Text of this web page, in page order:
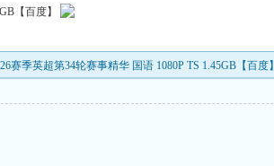
【百度】
赛季英超第34轮赛事精华 国语 1080P TS 1.45GB【百度】